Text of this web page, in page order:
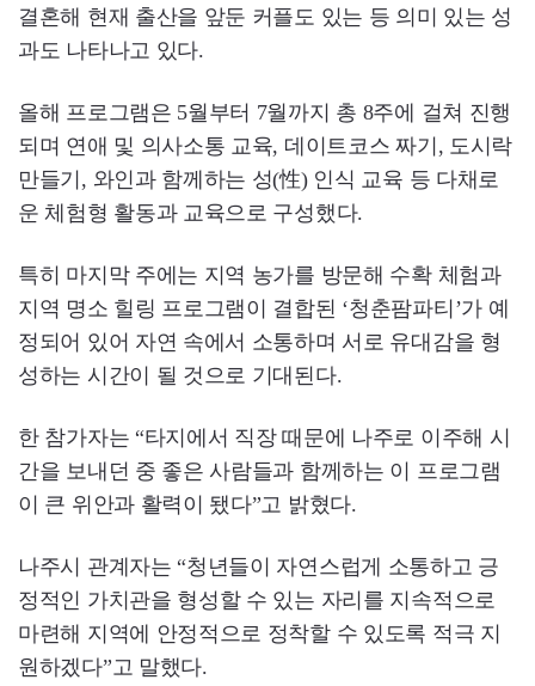
결혼해 현재 출산을 앞둔 커플도 있는 등 의미 있는 성
과도 나타나고 있다.
올해 프로그램은 5월부터 7월까지 총 8주에 걸쳐 진행
되며 연애 및 의사소통 교육, 데이트코스 짜기, 도시락
만들기, 와인과 함께하는 성(性) 인식 교육 등 다채로
운 체험형 활동과 교육으로 구성했다.
특히 마지막 주에는 지역 농가를 방문해 수확 체험과
지역 명소 힐링 프로그램이 결합된 ‘청춘팜파티’가 예
정되어 있어 자연 속에서 소통하며 서로 유대감을 형
성하는 시간이 될 것으로 기대된다.
한 참가자는 “타지에서 직장 때문에 나주로 이주해 시
간을 보내던 중 좋은 사람들과 함께하는 이 프로그램
이 큰 위안과 활력이 됐다”고 밝혔다.
나주시 관계자는 “청년들이 자연스럽게 소통하고 긍
정적인 가치관을 형성할 수 있는 자리를 지속적으로
마련해 지역에 안정적으로 정착할 수 있도록 적극 지
원하겠다”고 말했다.